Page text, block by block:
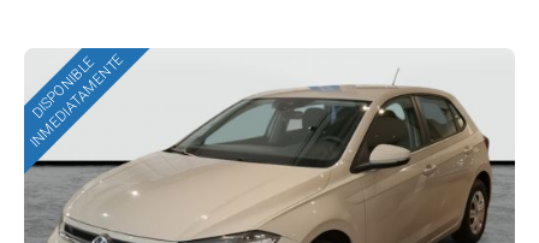
DISPONIBLE
INMEDIATAMENTE